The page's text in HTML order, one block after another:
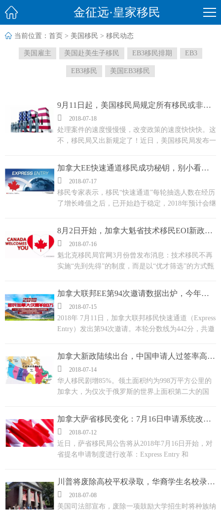
 金征远·皇家移民
 当前位置： 首页 > 美国移民 > 移民动态
美国雇主 美国赴美生子移民 EB3移民排期 EB3
EB3移民 美国EB3移民
9月11日起，美国移民局规定所有移民或非移民签证再无补件机会
 2018-07-18
处理案件的速度慢慢慢，改变政策的速度快快快。这
不，移民局又出新规定了！近日，美国移民局发布一
起，美国移民局规定所有移民或非移民签证，都
被“剥夺”补件机会。简单地来说，就是递交材料时若
不充分或者出错了，直接就拒签！ ...
加拿大EE快速通道移民成功秘钥，别小看这些额外加分
 2018-07-17
移民专家表示，移民“快速通道”每轮抽选人数在经历
了增长峰值之后，已开始趋于稳定，2018年预计会继
些了解和准备，通过EE移民的速度也是蛮快的。...
8月2日开始，加拿大魁省技术移民EOI新政实施
 2018-07-16
魁北克移民局官网3月份曾发布消息：技术移民不再
实施“先到先得”的制度，而是以“优才筛选”的方式甄
间！...
加拿大联邦EE第94次邀请数据出炉，今年还有3万多名额可使用
 2018-07-15
2018年 7月11日，加拿大联邦移民快速通道（Express
Entry）发出第94次邀请。本轮分数线为442分，共邀
加拿大新政陆续出台，中国申请人过签率高达88%
 2018-07-14
华人移民剧增85%。领土面积约为998万平方公里的
加拿大，为仅次于俄罗斯的世界上面积第二大的国
位。...
加拿大萨省移民变化：7月16日申请系统改为EOI邀请！
 2018-07-12
近日，萨省移民局公告将从2018年7月16日开始，对
省提名申请制度进行改革：Express Entry 和
EOI制度，不再先到先得，而是和联邦EE一样按分数
邀请。...
川普将废除高校平权录取，华裔学生名校录取的春天就要来了！
 2018-07-08
美国司法部宣布，废除一项鼓励大学招生时将种族纳